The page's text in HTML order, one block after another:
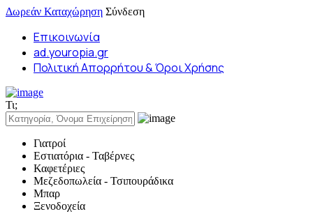
Δωρεάν Καταχώρηση Σύνδεση
Επικοινωνία
ad.youropia.gr
Πολιτική Απορρήτου & Όροι Χρήσης
Τι;
Γιατροί
Εστιατόρια - Ταβέρνες
Καφετέριες
Μεζεδοπωλεία - Τσιπουράδικα
Μπαρ
Ξενοδοχεία